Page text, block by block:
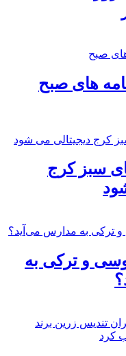
های صبح
سبز کرج
و ترکی به